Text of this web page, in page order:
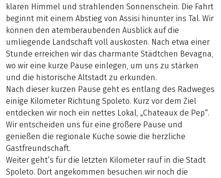
klaren Himmel und strahlenden Sonnenschein. Die Fahrt
beginnt mit einem Abstieg von Assisi hinunter ins Tal. Wir
können den atemberaubenden Ausblick auf die
umliegende Landschaft voll auskosten. Nach etwa einer
Stunde erreichen wir das charmante Städtchen Bevagna,
wo wir eine kurze Pause einlegen, um uns zu stärken
und die historische Altstadt zu erkunden.
Nach dieser kurzen Pause geht es entlang des Radweges
einige Kilometer Richtung Spoleto. Kurz vor dem Ziel
entdecken wir noch ein nettes Lokal, „Chateaux de Pep“.
Wir entscheiden uns für eine größere Pause und
genießen die regionale Küche sowie die herzliche
Gastfreundschaft.
Weiter geht’s für die letzten Kilometer rauf in die Stadt
Spoleto. Dort angekommen besuchen wir noch die